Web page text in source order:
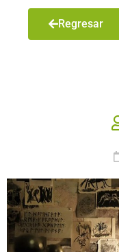
Regresar